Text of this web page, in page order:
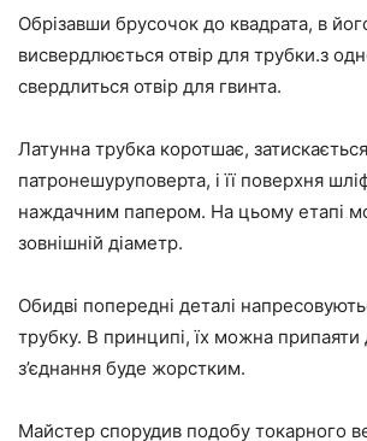
Обрізавши брусочок до квадрата, в
висвердлюється отвір для трубки.з
свердлиться отвір для гвинта.
Латунна трубка коротшає,
патронешуруповерта, і її поверхня
наждачним папером. На цьому етапі
зовнішній діаметр.
Обидві попередні деталі
трубку. В принципі, їх можна
з’єднання буде жорстким.
Майстер спорудив подобу токарного